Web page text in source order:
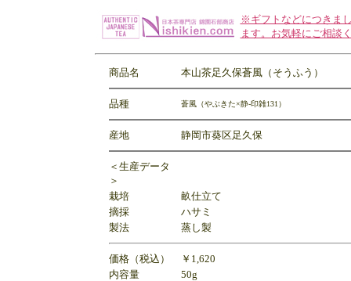
※ギフトなどにつきま
ます。お気軽にご相談
商品名 本山茶足久保蒼風（そうふう）
品種 蒼風（やぶきた×静-印雑131）
産地 静岡市葵区足久保
＜生産データ
＞
栽培
畝仕立て
摘採
ハサミ
製法
蒸し製
価格（税込）
￥1,620
内容量
50g